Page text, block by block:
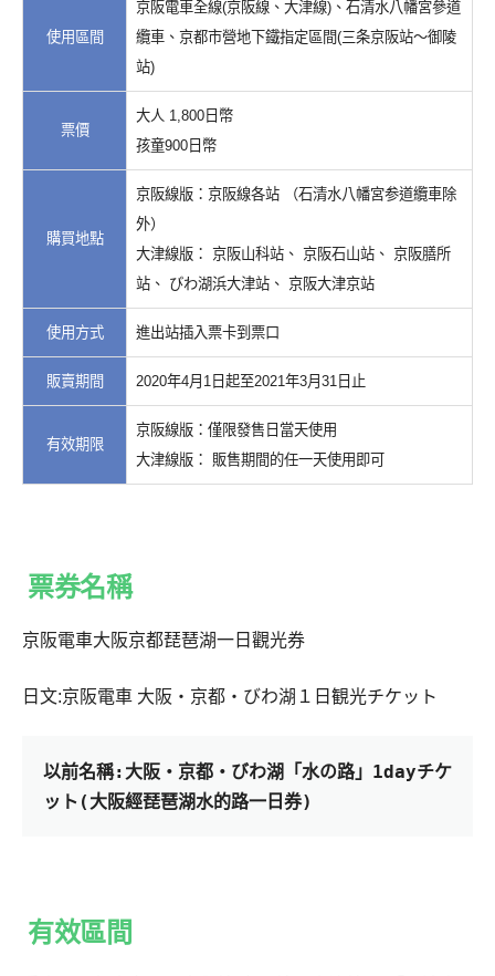
使用區間
京阪電車全線(京阪線、大津線)、石清水八幡宮參道
纜車、京都市營地下鐵指定區間(三条京阪站〜御陵
站)
票價
大人 1,800日幣
孩童900日幣
購買地點
京阪線版：京阪線各站 （石清水八幡宮参道纜車除
外）
大津線版： 京阪山科站、 京阪石山站、 京阪膳所
站、 びわ湖浜大津站、 京阪大津京站
使用方式 進出站插入票卡到票口
販賣期間 2020年4月1日起至2021年3月31日止
有效期限
京阪線版：僅限發售日當天使用
大津線版： 販售期間的任一天使用即可
票券名稱
京阪電車大阪京都琵琶湖一日觀光券
日文:京阪電車 大阪・京都・びわ湖１日観光チケット
以前名稱:大阪・京都・びわ湖「水の路」1dayチケ
ット(大阪經琵琶湖水的路一日券)
有效區間